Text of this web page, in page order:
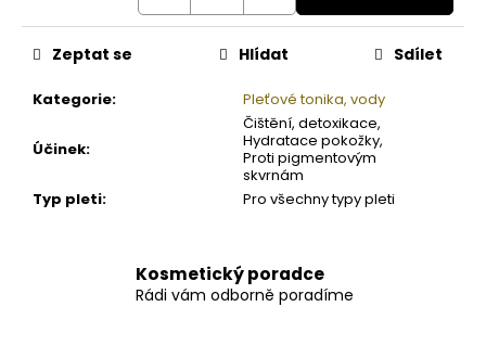
Kategorie: Pleťové tonika, vody
Účinek:
Čištění, detoxikace,
Hydratace pokožky,
Proti pigmentovým
skvrnám
Typ pleti: Pro všechny typy pleti
Zeptat se Hlídat Sdílet
Kosmetický poradce
Rádi vám odborně poradíme